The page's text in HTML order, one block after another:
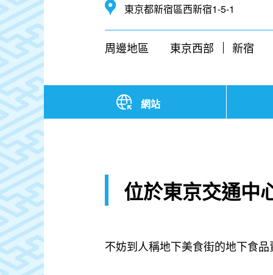
東京都新宿區西新宿1-5-1
周邊地區 東京西部 新宿
網站
位於東京交通中
不妨到人稱地下美食街的地下食